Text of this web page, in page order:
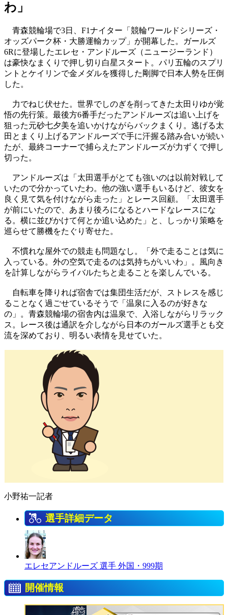
わ」
青森競輪場で3日、F1ナイター「競輪ワールドシリーズ・
オッズパーク杯・大勝運輸カップ」が開幕した。ガールズ
6Rに登場したエレセ・アンドルーズ（ニュージーランド）
は豪快なまくりで押し切り白星スタート。パリ五輪のスプリ
ントとケイリンで金メダルを獲得した剛脚で日本人勢を圧倒
した。
力でねじ伏せた。世界でしのぎを削ってきた太田りゆが覚
悟の先行策。最後方6番手だったアンドルーズは追い上げを
狙った元砂七夕美を追いかけながらバックまくり。逃げる太
田とまくり上げるアンドルーズで手に汗握る踏み合いが続い
たが、最終コーナーで捕らえたアンドルーズが力ずくで押し
切った。
アンドルーズは「太田選手がとても強いのは以前対戦して
いたので分かっていたわ。他の強い選手もいるけど、彼女を
良く見て気を付けながら走った」とレース回顧。「太田選手
が前にいたので、あまり後ろになるとハードなレースにな
る。横に並びかけて何とか追い込めた」と、しっかり策略を
巡らせて勝機をたぐり寄せた。
不慣れな屋外での競走も問題なし。「外で走ることは気に
入っている。外の空気で走るのは気持ちがいいわ」。風向き
を計算しながらライバルたちと走ることを楽しんでいる。
自転車を降りれば宿舎では集団生活だが、ストレスを感じ
ることなく過ごせているそうで「温泉に入るのが好きな
の」。青森競輪場の宿舎内は温泉で、入浴しながらリラック
ス。レース後は通訳を介しながら日本のガールズ選手とも交
流を深めており、明るい表情を見せていた。
小野祐一記者
選手詳細データ
エレセアンドルーズ 選手 外国・999期
開催情報